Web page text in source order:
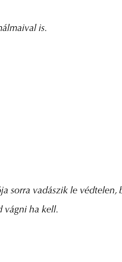
is.
sorra vadászik le védtelen,
vágni ha kell.